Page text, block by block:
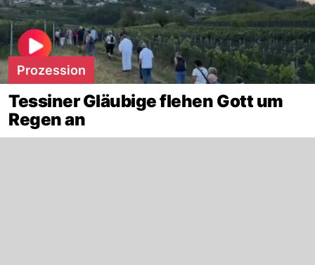
Prozession
Tessiner Gläubige flehen Gott um
Regen an